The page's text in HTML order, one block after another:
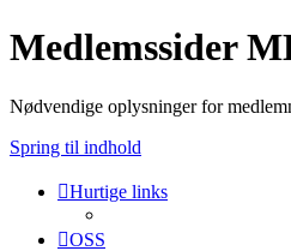
Medlemssider
Nødvendige oplysninger for
Spring til indhold
Hurtige links
OSS